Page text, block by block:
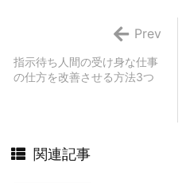
指示待ち人間の受け身な仕事
の仕方を改善させる方法3つ
Prev
関連記事